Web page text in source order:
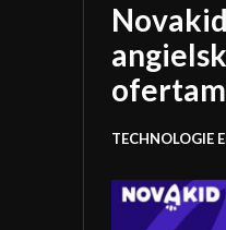
TECHNOLOGIE